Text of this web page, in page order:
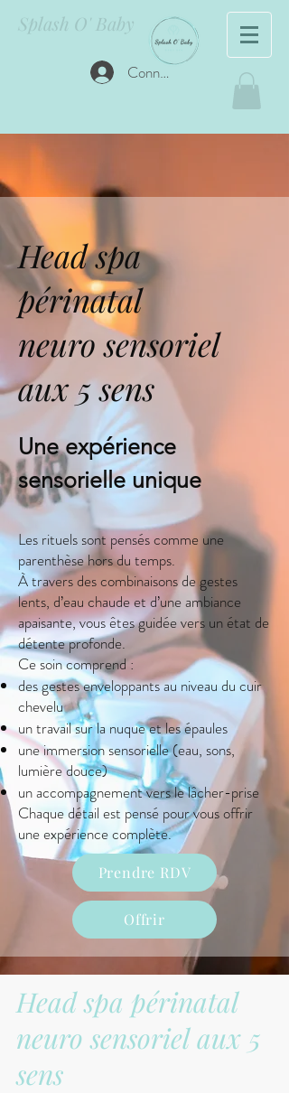
Splash O' Baby
Connexion
Head spa
périnatal
neuro sensoriel
aux 5 sens
Une expérience
sensorielle unique
Les rituels sont pensés comme une
parenthèse hors du temps.
À travers des combinaisons de gestes
lents, d’eau chaude et d’une ambiance
apaisante, vous êtes guidée vers un état de
détente profonde.
Ce soin comprend :
des gestes enveloppants au niveau du cuir
chevelu
un travail sur la nuque et les épaules
une immersion sensorielle (eau, sons,
lumière douce)
un accompagnement vers le lâcher-prise
Chaque détail est pensé pour vous offrir
une expérience complète.
Prendre RDV
Offrir
Head spa périnatal
neuro sensoriel aux 5
sens